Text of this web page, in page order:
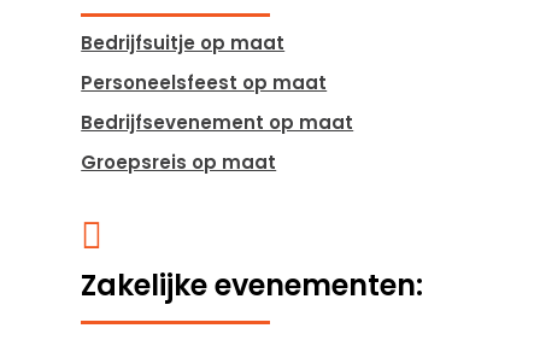
Bedrijfsuitje op maat
Personeelsfeest op maat
Bedrijfsevenement op maat
Groepsreis op maat

Zakelijke evenementen: